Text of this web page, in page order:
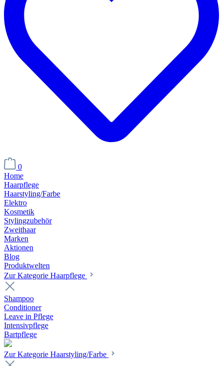
0
Home
Haarpflege
Haarstyling/Farbe
Elektro
Kosmetik
Stylingzubehör
Zweithaar
Marken
Aktionen
Blog
Produktwelten
Zur Kategorie Haarpflege
Shampoo
Conditioner
Leave in Pflege
Intensivpflege
Bartpflege
Zur Kategorie Haarstyling/Farbe